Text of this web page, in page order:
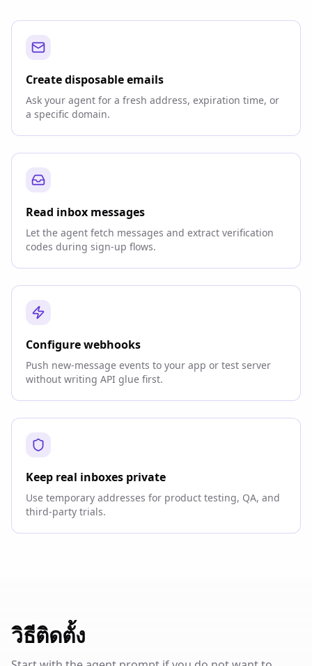
Create disposable emails
Ask your agent for a fresh address, expiration time, or
a specific domain.
Read inbox messages
Let the agent fetch messages and extract verification
codes during sign-up flows.
Configure webhooks
Push new-message events to your app or test server
without writing API glue first.
Keep real inboxes private
Use temporary addresses for product testing, QA, and
third-party trials.
วิธีติดตั้ง